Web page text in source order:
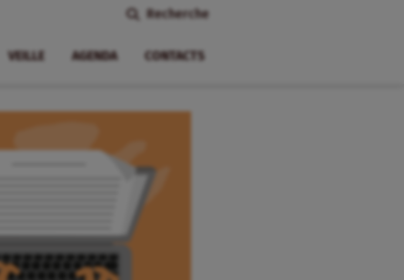
Recherche
VEILLE AGENDA CONTACTS